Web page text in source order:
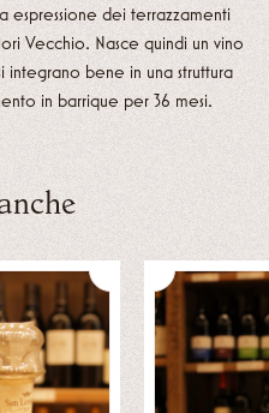
espressione dei terrazzamenti
Vecchio. Nasce quindi un vino
bene in una struttura
in barrique per 36 mesi.